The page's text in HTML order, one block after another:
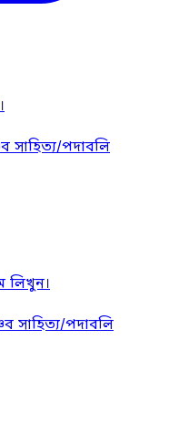
সাহিত্য/পদাবলি
লিখুন।
সাহিত্য/পদাবলি